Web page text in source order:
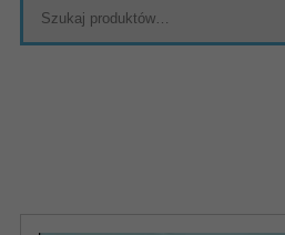
Gry rodzinne
TACTIC